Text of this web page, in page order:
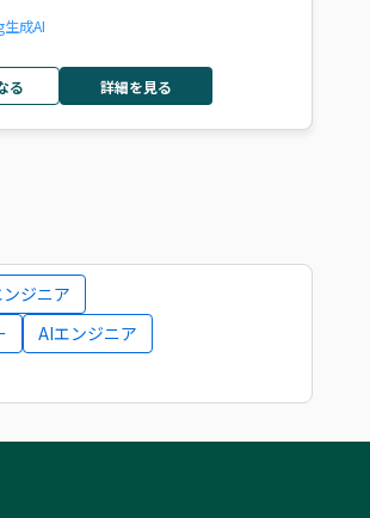
生成AI
る 詳細を見る
ジニア
AIエンジニア